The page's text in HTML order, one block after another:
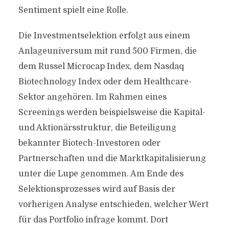
Sentiment spielt eine Rolle.
Die Investmentselektion erfolgt aus einem
Anlageuniversum mit rund 500 Firmen, die
dem Russel Microcap Index, dem Nasdaq
Biotechnology Index oder dem Healthcare-
Sektor angehören. Im Rahmen eines
Screenings werden beispielsweise die Kapital-
und Aktionärsstruktur, die Beteiligung
bekannter Biotech-Investoren oder
Partnerschaften und die Marktkapitalisierung
unter die Lupe genommen. Am Ende des
Selektionsprozesses wird auf Basis der
vorherigen Analyse entschieden, welcher Wert
für das Portfolio infrage kommt. Dort